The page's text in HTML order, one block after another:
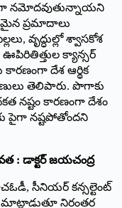
నమోదవుతున్నాయని
ప్రమాదాలు
వృద్ధుల్లో శ్వాసకోశ
ఊపిరితిత్తుల క్యాన్సర్
కారణంగా దేశ ఆర్థిక
తెలిపారు. పొగాకు
నష్టం కారణంగా దేశం
పైగా నష్టపోతోందని
: డాక్టర్ జయచంద్ర
సీనియర్ కన్సల్టెంట్
మాట్లాడుతూ నిరంతర